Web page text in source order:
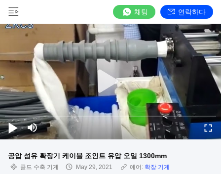
채팅 연락하다
공압 섬유 확장기 케이블 조인트 유압 오일 1300mm
콜드 수축 기계 May 29, 2021 예어: 확장 기계